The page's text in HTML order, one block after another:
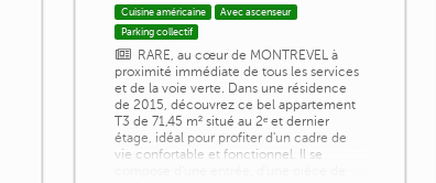
Cuisine américaine
Avec ascenseur
Parking collectif
RARE, au cœur de MONTREVEL à
proximité immédiate de tous les services
et de la voie verte. Dans une résidence
de 2015, découvrez ce bel appartement
T3 de 71,45 m² situé au 2ᵉ et dernier
étage, idéal pour profiter d'un cadre de
vie confortable et fonctionnel. Il se